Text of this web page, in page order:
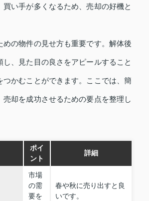
買い手が多くなるため、売却の好機と
めの物件の見せ方も重要です。解体後
し、見た目の良さをアピールすること
つかむことができます。ここでは、簡
売却を成功させるための要点を整理し
ポイ
ント
詳細
市場
の需
要を
春や秋に売り出すと良
いです。